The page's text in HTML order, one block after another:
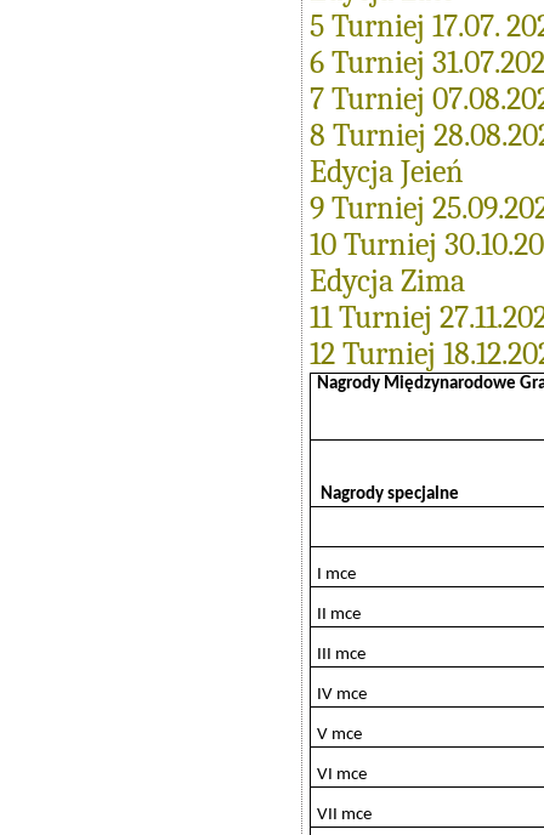
5 Turniej 17.07.
6 Turniej
7 Turniej
8 Turniej
Edycja Jeień
9 Turniej
10 Turniej
Edycja Zima
11 Turniej
12 Turniej
Nagrody Międzynarodowe
Nagrody specjalne
I mce
II mce
III mce
IV mce
V mce
VI mce
VII mce